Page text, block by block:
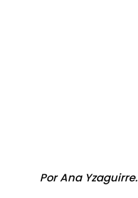
Por Ana Yzaguirre.